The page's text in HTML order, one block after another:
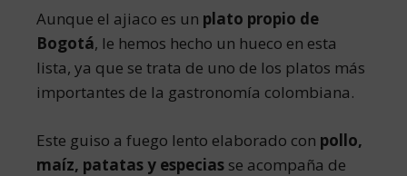
Aunque el ajiaco es un plato propio de
Bogotá, le hemos hecho un hueco en esta
lista, ya que se trata de uno de los platos más
importantes de la gastronomía colombiana.
Este guiso a fuego lento elaborado con pollo,
maíz, patatas y especias se acompaña de